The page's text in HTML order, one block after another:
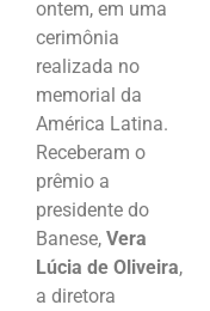
ontem, em uma
cerimônia
realizada no
memorial da
América Latina.
Receberam o
prêmio a
presidente do
Banese, Vera
Lúcia de Oliveira,
a diretora